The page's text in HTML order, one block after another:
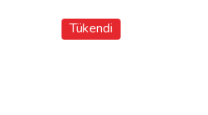
Tükendi